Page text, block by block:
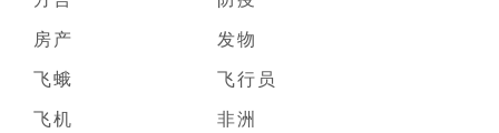
房产
发物
飞蛾
飞行员
飞机
非洲